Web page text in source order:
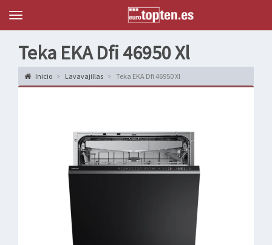
Topten
Menu
Teka EKA Dfi 46950 Xl
Inicio Lavavajillas Teka EKA Dfi 46950 Xl